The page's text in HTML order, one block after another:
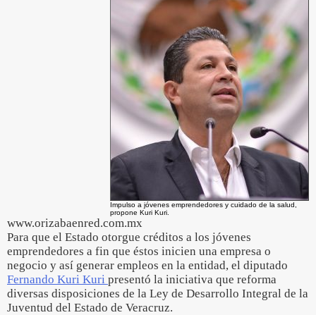
Impulso a jóvenes emprendedores y cuidado de la salud,
propone Kuri Kuri.
www.orizabaenred.com.mx
Para que el Estado otorgue créditos a los jóvenes
emprendedores a fin que éstos inicien una empresa o
negocio y así generar empleos en la entidad, el diputado
Fernando Kuri Kuri presentó la iniciativa que reforma
diversas disposiciones de la Ley de Desarrollo Integral de la
Juventud del Estado de Veracruz.